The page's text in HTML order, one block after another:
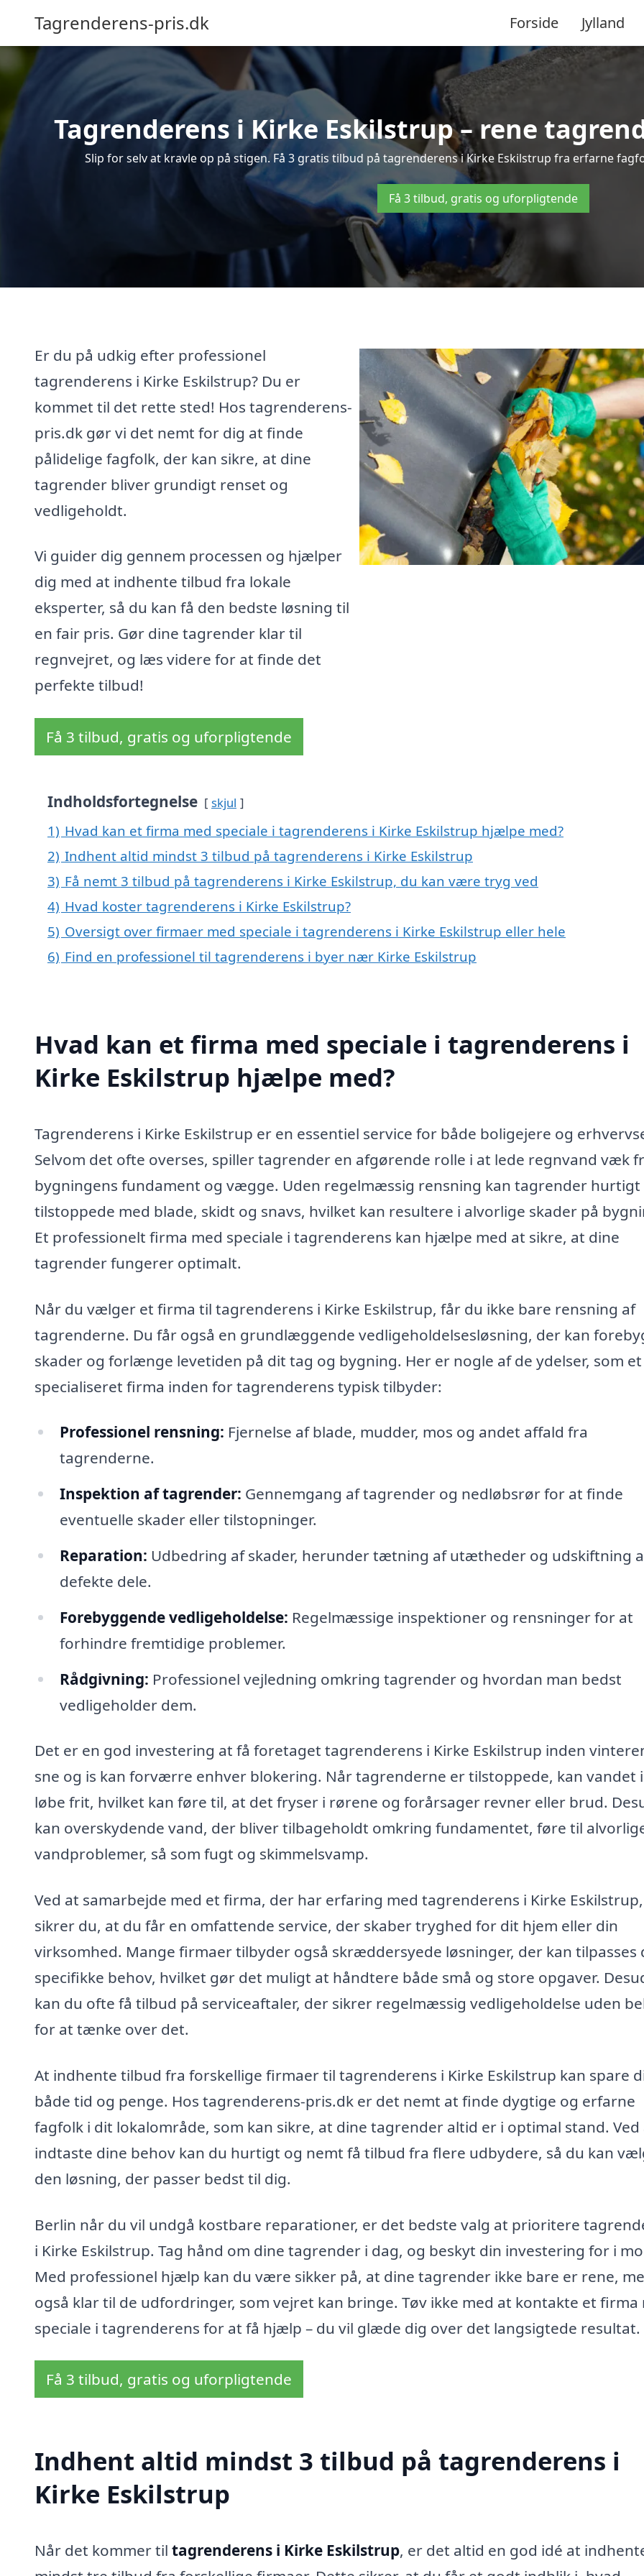
Tagrenderens-pris.dk Forside Jylland
Tagrenderens i Kirke Eskilstrup – rene
Slip for selv at kravle op på stigen. Få 3 gratis tilbud på tagrenderens i Kirke Eskilstrup fra erfarne
Få 3 tilbud, gratis og uforpligtende
Er du på udkig efter professionel
tagrenderens i Kirke Eskilstrup? Du er
kommet til det rette sted! Hos tagrenderens-
pris.dk gør vi det nemt for dig at finde
pålidelige fagfolk, der kan sikre, at dine
tagrender bliver grundigt renset og
vedligeholdt.
Vi guider dig gennem processen og hjælper
dig med at indhente tilbud fra lokale
eksperter, så du kan få den bedste løsning til
en fair pris. Gør dine tagrender klar til
regnvejret, og læs videre for at finde det
perfekte tilbud!
Få 3 tilbud, gratis og uforpligtende
Indholdsfortegnelse skjul
1) Hvad kan et firma med speciale i tagrenderens i Kirke Eskilstrup hjælpe med?
2) Indhent altid mindst 3 tilbud på tagrenderens i Kirke Eskilstrup
3) Få nemt 3 tilbud på tagrenderens i Kirke Eskilstrup, du kan være tryg ved
4) Hvad koster tagrenderens i Kirke Eskilstrup?
5) Oversigt over firmaer med speciale i tagrenderens i Kirke Eskilstrup eller hele
6) Find en professionel til tagrenderens i byer nær Kirke Eskilstrup
Hvad kan et firma med speciale i tagrenderens i
Kirke Eskilstrup hjælpe med?
Tagrenderens i Kirke Eskilstrup er en essentiel service for både boligejere og
Selvom det ofte overses, spiller tagrender en afgørende rolle i at lede regnvand væk
bygningens fundament og vægge. Uden regelmæssig rensning kan tagrender hurtigt
tilstoppede med blade, skidt og snavs, hvilket kan resultere i alvorlige skader på
Et professionelt firma med speciale i tagrenderens kan hjælpe med at sikre, at dine
tagrender fungerer optimalt.
Når du vælger et firma til tagrenderens i Kirke Eskilstrup, får du ikke bare rensning af
tagrenderne. Du får også en grundlæggende vedligeholdelsesløsning, der kan
skader og forlænge levetiden på dit tag og bygning. Her er nogle af de ydelser, som et
specialiseret firma inden for tagrenderens typisk tilbyder:
Professionel rensning: Fjernelse af blade, mudder, mos og andet affald fra
tagrenderne.
Inspektion af tagrender: Gennemgang af tagrender og nedløbsrør for at finde
eventuelle skader eller tilstopninger.
Reparation: Udbedring af skader, herunder tætning af utætheder og udskiftning
defekte dele.
Forebyggende vedligeholdelse: Regelmæssige inspektioner og rensninger for at
forhindre fremtidige problemer.
Rådgivning: Professionel vejledning omkring tagrender og hvordan man bedst
vedligeholder dem.
Det er en god investering at få foretaget tagrenderens i Kirke Eskilstrup inden
sne og is kan forværre enhver blokering. Når tagrenderne er tilstoppede, kan vandet
løbe frit, hvilket kan føre til, at det fryser i rørene og forårsager revner eller brud.
kan overskydende vand, der bliver tilbageholdt omkring fundamentet, føre til
vandproblemer, så som fugt og skimmelsvamp.
Ved at samarbejde med et firma, der har erfaring med tagrenderens i Kirke Eskilstrup,
sikrer du, at du får en omfattende service, der skaber tryghed for dit hjem eller din
virksomhed. Mange firmaer tilbyder også skræddersyede løsninger, der kan tilpasses
specifikke behov, hvilket gør det muligt at håndtere både små og store opgaver.
kan du ofte få tilbud på serviceaftaler, der sikrer regelmæssig vedligeholdelse uden
for at tænke over det.
At indhente tilbud fra forskellige firmaer til tagrenderens i Kirke Eskilstrup kan spare
både tid og penge. Hos tagrenderens-pris.dk er det nemt at finde dygtige og erfarne
fagfolk i dit lokalområde, som kan sikre, at dine tagrender altid er i optimal stand. Ved
indtaste dine behov kan du hurtigt og nemt få tilbud fra flere udbydere, så du kan
den løsning, der passer bedst til dig.
Berlin når du vil undgå kostbare reparationer, er det bedste valg at prioritere
i Kirke Eskilstrup. Tag hånd om dine tagrender i dag, og beskyt din investering for i
Med professionel hjælp kan du være sikker på, at dine tagrender ikke bare er rene,
også klar til de udfordringer, som vejret kan bringe. Tøv ikke med at kontakte et firma
speciale i tagrenderens for at få hjælp – du vil glæde dig over det langsigtede resultat.
Få 3 tilbud, gratis og uforpligtende
Indhent altid mindst 3 tilbud på tagrenderens i
Kirke Eskilstrup
Når det kommer til tagrenderens i Kirke Eskilstrup, er det altid en god idé at